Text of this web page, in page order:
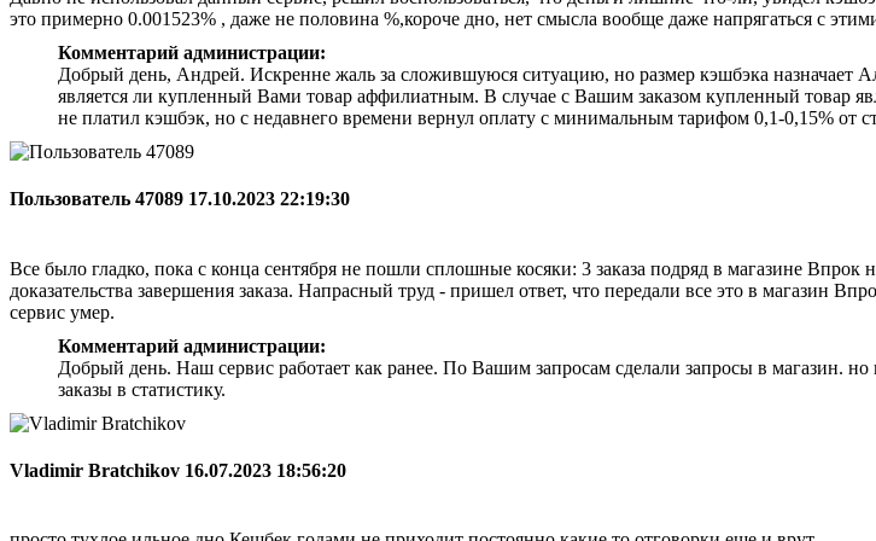
это примерно 0.001523% , даже не половина %,короче дно, нет смысла вообще даже напрягаться с
Комментарий администрации:
Добрый день, Андрей. Искренне жаль за сложившуюся ситуацию, но размер кэшбэка назначает
является ли купленный Вами товар аффилиатным. В случае с Вашим заказом купленный товар
не платил кэшбэк, но с недавнего времени вернул оплату с минимальным тарифом 0,1-0,15% от
Пользователь 47089 17.10.2023 22:19:30
Все было гладко, пока с конца сентября не пошли сплошные косяки: 3 заказа подряд в магазине
доказательства завершения заказа. Напрасный труд - пришел ответ, что передали все это в
сервис умер.
Комментарий администрации:
Добрый день. Наш сервис работает как ранее. По Вашим запросам сделали запросы в магазин.
заказы в статистику.
Vladimir Bratchikov 16.07.2023 18:56:20